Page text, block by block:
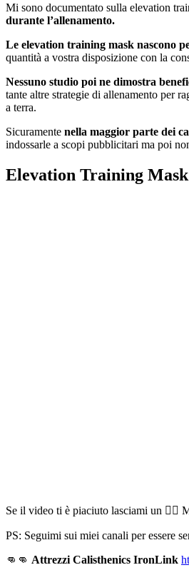
Mi sono documentato sulla elevation
durante l’allenamento.
Le elevation training mask nascono
quantità a vostra disposizione con la
Nessuno studio poi ne dimostra
tante altre strategie di allenamento per
a terra.
Sicuramente nella maggior parte dei
indossarle a scopi pubblicitari ma poi
Elevation Training
Se il video ti è piaciuto lasciami un
PS: Seguimi sui miei canali per essere
👊👊 Attrezzi Calisthenics IronLink